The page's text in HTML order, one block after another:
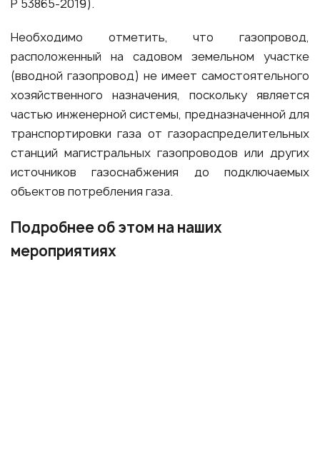
Р 53865-2019).
Необходимо отметить, что газопровод,
расположенный на садовом земельном участке
(вводной газопровод) не имеет самостоятельного
хозяйственного назначения, поскольку является
частью инженерной системы, предназначенной для
транспортировки газа от газораспределительных
станций магистральных газопроводов или других
источников газоснабжения до подключаемых
объектов потребления газа.
Подробнее об этом на наших
мероприятиях